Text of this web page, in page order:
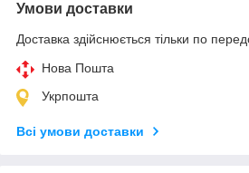
Умови доставки
Доставка здійснюється тільки по
Нова Пошта
Укрпошта
Всі умови доставки